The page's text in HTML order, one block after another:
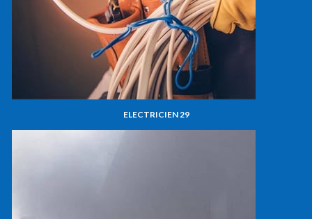
ELECTRICIEN 29